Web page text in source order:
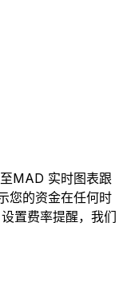
MAD 实时图表跟
您的资金在任何时
置费率提醒，我们